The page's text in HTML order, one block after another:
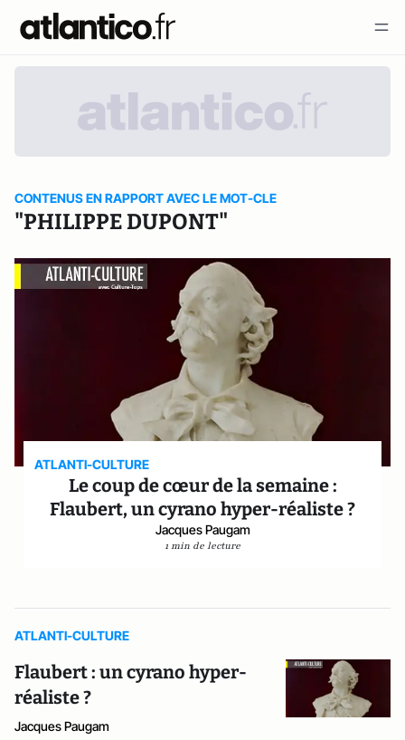
CONTENUS EN RAPPORT AVEC LE MOT-CLE
"PHILIPPE DUPONT"
ATLANTI-CULTURE
Le coup de cœur de la semaine :
Flaubert, un cyrano hyper-réaliste ?
Jacques Paugam
1 min de lecture
ATLANTI-CULTURE
Flaubert : un cyrano hyper-
réaliste ?
Jacques Paugam